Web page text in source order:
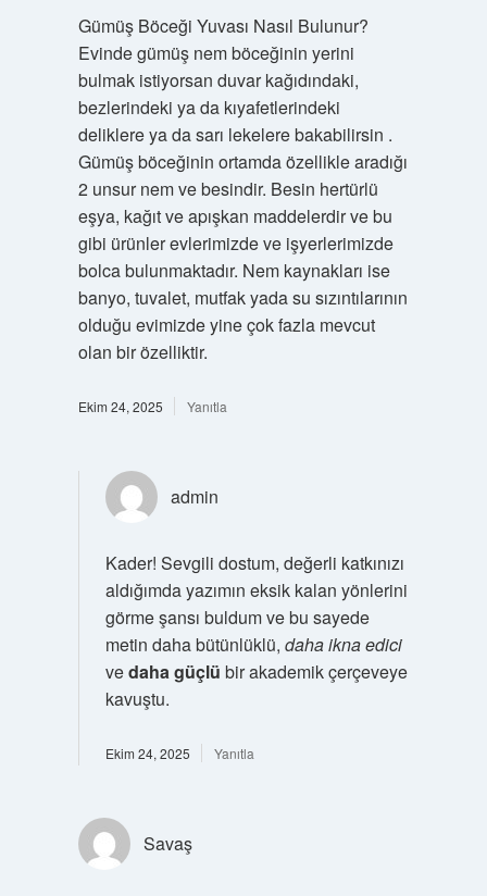
Gümüş Böceği Yuvası Nasıl Bulunur?
Evinde gümüş nem böceğinin yerini
bulmak istiyorsan duvar kağıdındaki,
bezlerindeki ya da kıyafetlerindeki
deliklere ya da sarı lekelere bakabilirsin .
Gümüş böceğinin ortamda özellikle aradığı
2 unsur nem ve besindir. Besin hertürlü
eşya, kağıt ve apışkan maddelerdir ve bu
gibi ürünler evlerimizde ve işyerlerimizde
bolca bulunmaktadır. Nem kaynakları ise
banyo, tuvalet, mutfak yada su sızıntılarının
olduğu evimizde yine çok fazla mevcut
olan bir özelliktir.
Ekim 24, 2025 Yanıtla
admin
Kader! Sevgili dostum, değerli katkınızı
aldığımda yazımın eksik kalan yönlerini
görme şansı buldum ve bu sayede
metin daha bütünlüklü, daha ikna edici
vedaha güçlü bir akademik çerçeveye
kavuştu.
Ekim 24, 2025 Yanıtla
Savaş